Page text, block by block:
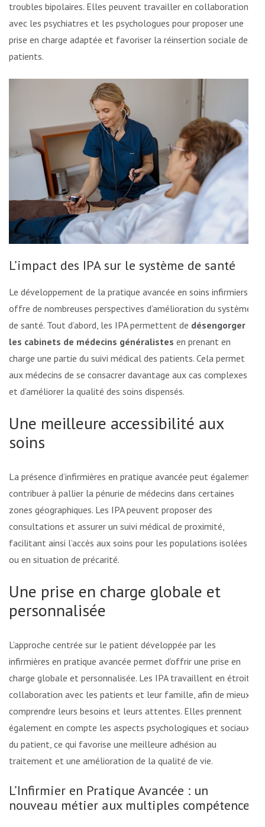
troubles bipolaires. Elles peuvent travailler en collaboration
avec les psychiatres et les psychologues pour proposer une
prise en charge adaptée et favoriser la réinsertion sociale des
patients.
L’impact des IPA sur le système de santé
Le développement de la pratique avancée en soins infirmiers
offre de nombreuses perspectives d’amélioration du système
de santé. Tout d’abord, les IPA permettent de désengorger
les cabinets de médecins généralistes en prenant en
charge une partie du suivi médical des patients. Cela permet
aux médecins de se consacrer davantage aux cas complexes
et d’améliorer la qualité des soins dispensés.
Une meilleure accessibilité aux
soins
La présence d’infirmières en pratique avancée peut également
contribuer à pallier la pénurie de médecins dans certaines
zones géographiques. Les IPA peuvent proposer des
consultations et assurer un suivi médical de proximité,
facilitant ainsi l’accès aux soins pour les populations isolées
ou en situation de précarité.
Une prise en charge globale et
personnalisée
L’approche centrée sur le patient développée par les
infirmières en pratique avancée permet d’offrir une prise en
charge globale et personnalisée. Les IPA travaillent en étroite
collaboration avec les patients et leur famille, afin de mieux
comprendre leurs besoins et leurs attentes. Elles prennent
également en compte les aspects psychologiques et sociaux
du patient, ce qui favorise une meilleure adhésion au
traitement et une amélioration de la qualité de vie.
L’Infirmier en Pratique Avancée : un
nouveau métier aux multiples compétences